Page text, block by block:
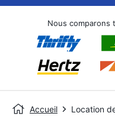
Nous comparons
Accueil Location